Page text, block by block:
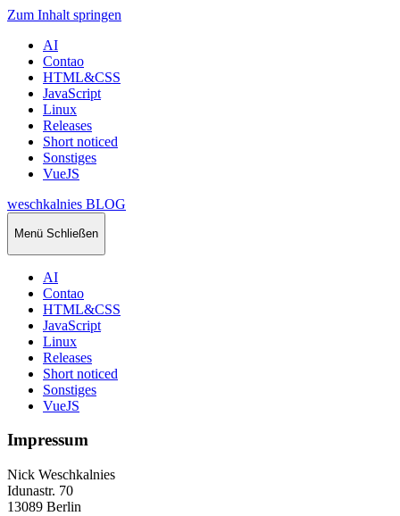
Zum Inhalt springen
AI
Contao
HTML&CSS
JavaScript
Linux
Releases
Short noticed
Sonstiges
VueJS
weschkalnies BLOG
Menü Schließen
AI
Contao
HTML&CSS
JavaScript
Linux
Releases
Short noticed
Sonstiges
VueJS
Impressum
Nick Weschkalnies
Idunastr. 70
13089 Berlin